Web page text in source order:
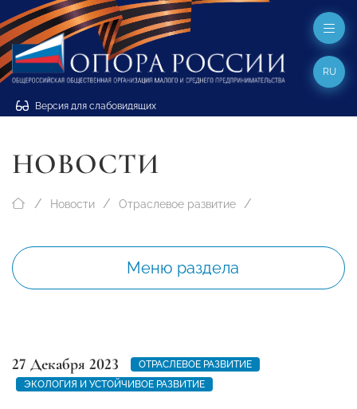
Версия для слабовидящих
RU
НОВОСТИ
Новости Отраслевое развитие
Меню раздела
27 Декабря 2023
ОТРАСЛЕВОЕ РАЗВИТИЕ
ЭКОЛОГИЯ И УСТОЙЧИВОЕ РАЗВИТИЕ